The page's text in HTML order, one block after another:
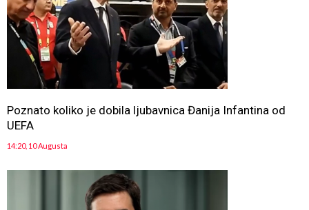
Poznato koliko je dobila ljubavnica Đanija Infantina od
UEFA
14:20, 10 Augusta